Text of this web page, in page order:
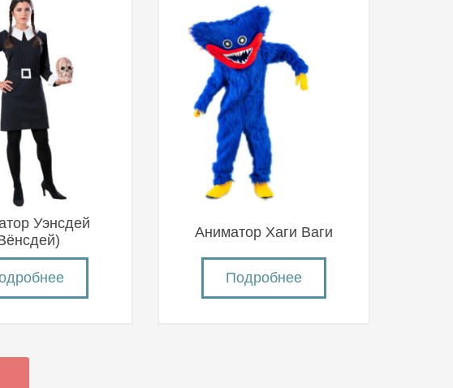
Уэнсдей
Аниматор Хаги Ваги
Подробнее